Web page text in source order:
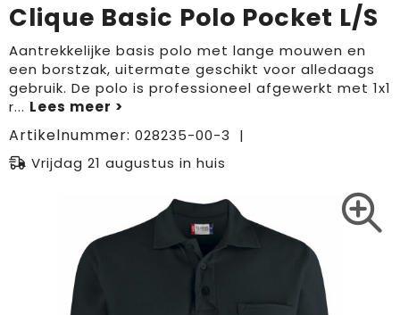
Snoep
Promo
Notitieboekjes
Papier
Glazen en karaffen
Merken
Sportkleding
Overig textiel
Sport & vrije tijd
Rugzakken
Clique Basic Polo Pocket L/S
Aantrekkelijke basis polo met lange mouwen en
een borstzak, uitermate geschikt voor alledaags
gebruik. De polo is professioneel afgewerkt met 1x1
r...
Artikelnummer: 028235-00-3
Vrijdag 21 augustus in huis